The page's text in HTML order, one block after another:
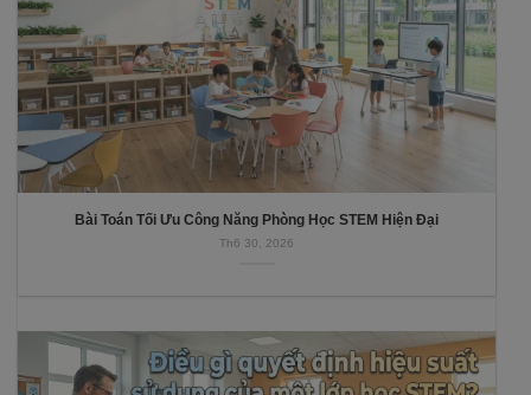
Bài Toán Tối Ưu Công Năng Phòng Học STEM Hiện Đại
Th6 30, 2026